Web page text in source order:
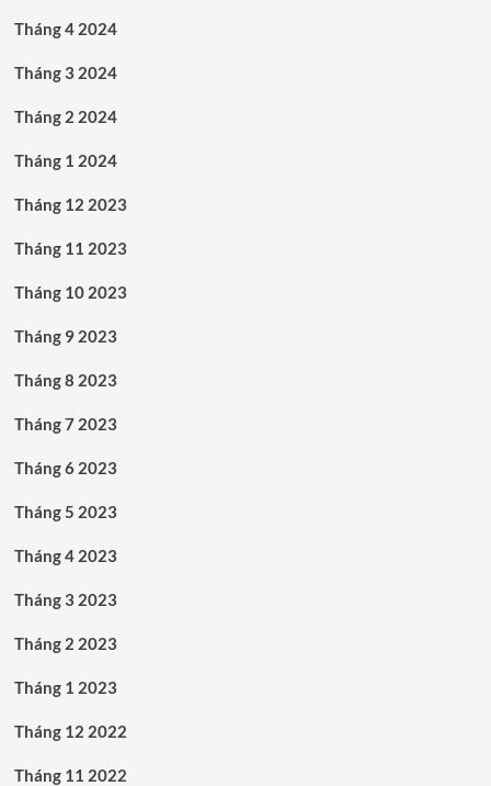
Tháng 4 2024
Tháng 3 2024
Tháng 2 2024
Tháng 1 2024
Tháng 12 2023
Tháng 11 2023
Tháng 10 2023
Tháng 9 2023
Tháng 8 2023
Tháng 7 2023
Tháng 6 2023
Tháng 5 2023
Tháng 4 2023
Tháng 3 2023
Tháng 2 2023
Tháng 1 2023
Tháng 12 2022
Tháng 11 2022